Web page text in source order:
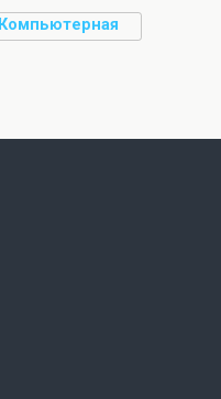
Компьютерная